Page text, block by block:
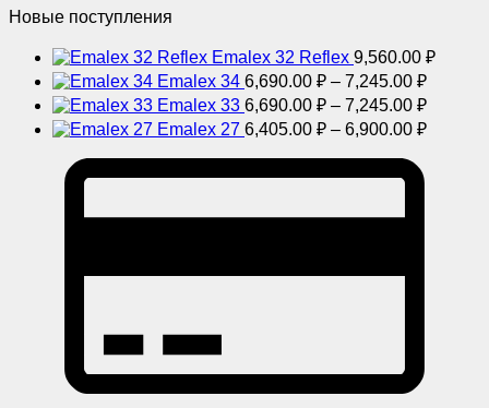
Новые поступления
Emalex 32 Reflex 9,560.00 ₽
Emalex 34 6,690.00 ₽ – 7,245.00 ₽
цен:
Emalex 33 6,690.00 ₽ – 7,245.00 ₽
цен:
Emalex 27 6,405.00 ₽ – 6,900.00 ₽